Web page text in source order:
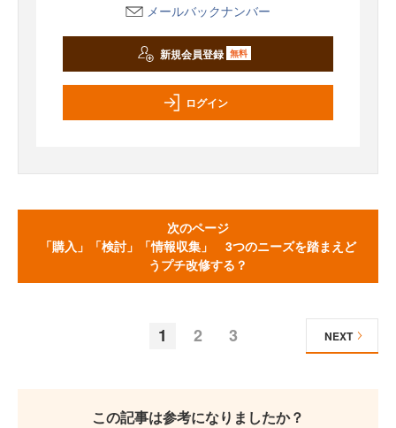
メールバックナンバー
新規会員登録 無料
ログイン
次のページ
「購入」「検討」「情報収集」 3つのニーズを踏まえど
うプチ改修する？
1 2 3 NEXT
この記事は参考になりましたか？